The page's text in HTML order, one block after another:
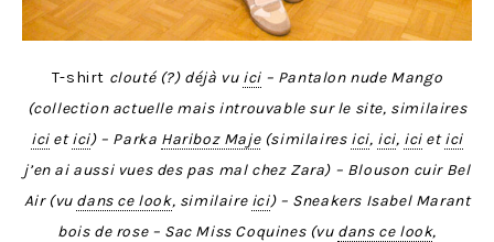
T-shirt clouté (?) déjà vu ici– Pantalon nude Mango
(collection actuelle mais introuvable sur le site, similaires
icietici) – Parka Hariboz Maje(similaires ici, ici, icietici
j’en ai aussi vues des pas mal chez Zara) – Blouson cuir Bel
Air (vu dans ce look, similaire ici) – Sneakers Isabel Marant
bois de rose – Sac Miss Coquines (vu dans ce look,